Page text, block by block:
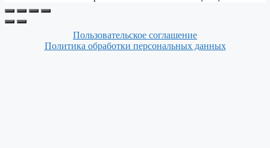
Пользовательское соглашение
Политика обработки персональных данных